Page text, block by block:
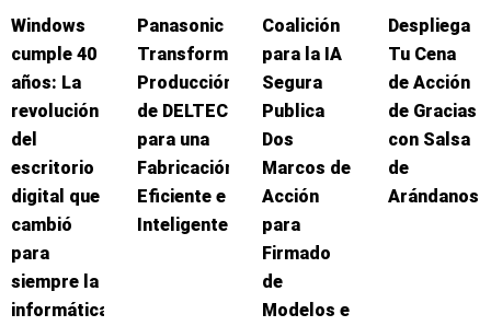
Windows
cumple 40
años: La
revolución
del
escritorio
digital que
cambió
para
siempre la
informática
Panasonic
Transforma
Producción
de DELTEC
para una
Fabricación
Eficiente e
Inteligente
Coalición
para la IA
Segura
Publica
Dos
Marcos de
Acción
para
Firmado
de
Modelos e
Despliega
Tu Cena
de Acción
de Gracias
con Salsa
de
Arándanos